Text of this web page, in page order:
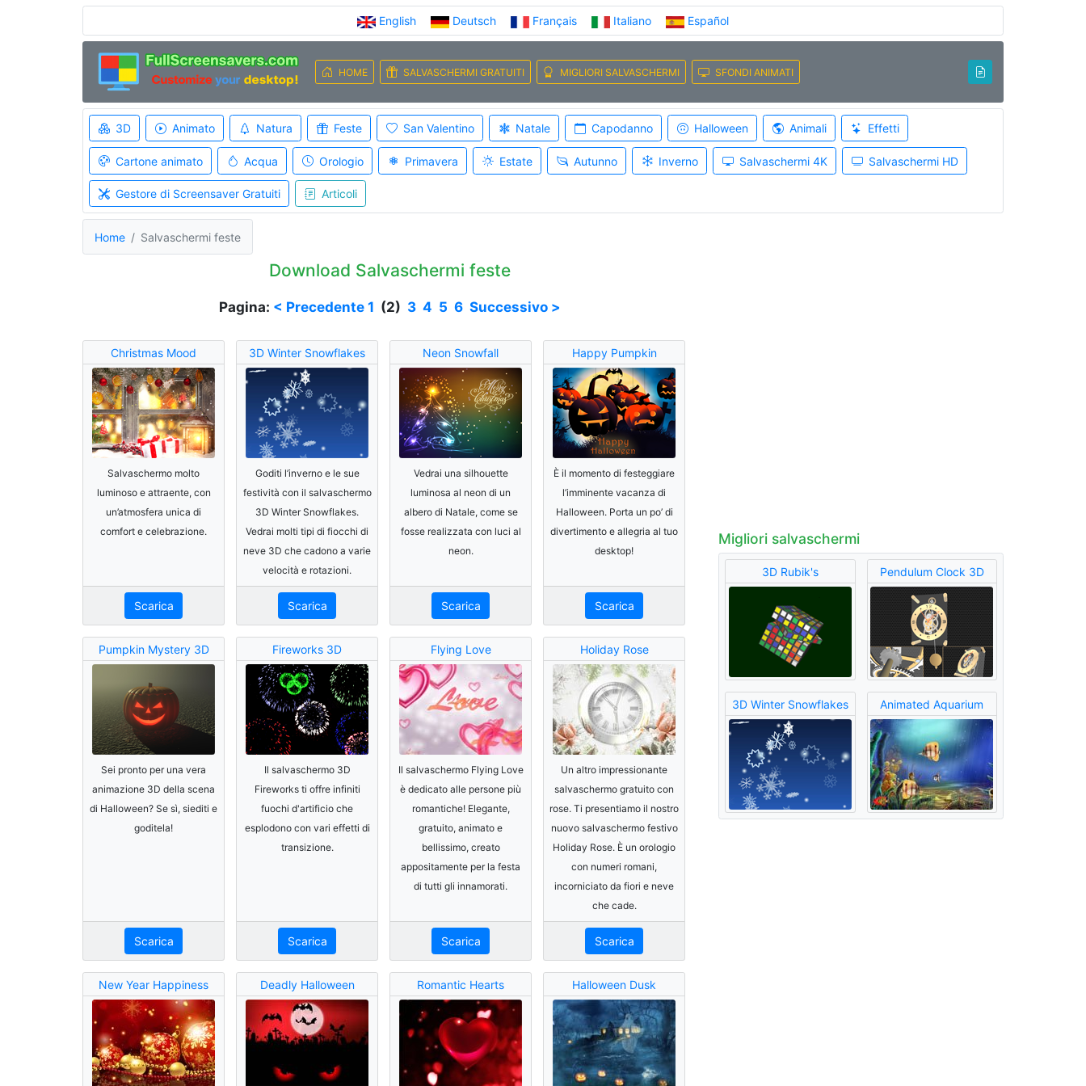
English Deutsch Français Italiano Español
HOME SALVASCHERMI GRATUITI MIGLIORI SALVASCHERMI SFONDI ANIMATI
3D Animato Natura Feste San Valentino Natale Capodanno Halloween Animali Effetti
Cartone animato Acqua Orologio Primavera Estate Autunno Inverno Salvaschermi 4K Salvaschermi HD
Gestore di Screensaver Gratuiti Articoli
Home Salvaschermi feste
Download Salvaschermi feste
Pagina: < Precedente 1 (2) 3 4 5 6 Successivo >
Christmas Mood
Salvaschermo molto
luminoso e attraente, con
un’atmosfera unica di
comfort e celebrazione.
Scarica
3D Winter Snowflakes
Goditi l’inverno e le sue
festività con il salvaschermo
3D Winter Snowflakes.
Vedrai molti tipi di fiocchi di
neve 3D che cadono a varie
velocità e rotazioni.
Scarica
Neon Snowfall
Vedrai una silhouette
luminosa al neon di un
albero di Natale, come se
fosse realizzata con luci al
neon.
Scarica
Happy Pumpkin
È il momento di festeggiare
l’imminente vacanza di
Halloween. Porta un po’ di
divertimento e allegria al tuo
desktop!
Scarica
Pumpkin Mystery 3D
Sei pronto per una vera
animazione 3D della scena
di Halloween? Se sì, siediti e
goditela!
Scarica
Fireworks 3D
Il salvaschermo 3D
Fireworks ti offre infiniti
fuochi d'artificio che
esplodono con vari effetti di
transizione.
Scarica
Flying Love
Il salvaschermo Flying Love
è dedicato alle persone più
romantiche! Elegante,
gratuito, animato e
bellissimo, creato
appositamente per la festa
di tutti gli innamorati.
Scarica
Holiday Rose
Un altro impressionante
salvaschermo gratuito con
rose. Ti presentiamo il nostro
nuovo salvaschermo festivo
Holiday Rose. È un orologio
con numeri romani,
incorniciato da fiori e neve
che cade.
Scarica
New Year Happiness Deadly Halloween Romantic Hearts Halloween Dusk
Migliori salvaschermi
3D Rubik's Pendulum Clock 3D
3D Winter Snowflakes Animated Aquarium